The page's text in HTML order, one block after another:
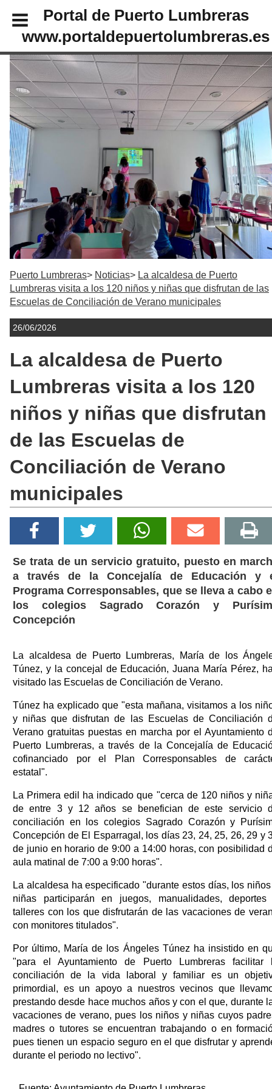
Portal de Puerto Lumbreras
www.portaldepuertolumbreras.es
Puerto Lumbreras Noticias
La alcaldesa de Puerto
Lumbreras visita a los 120 niños y niñas que disfrutan de las
Escuelas de Conciliación de Verano municipales
26/06/2026
La alcaldesa de Puerto
Lumbreras visita a los 120
niños y niñas que disfrutan
de las Escuelas de
Conciliación de Verano
municipales
Se trata de un servicio gratuito, puesto en
a través de la Concejalía de Educación y
Programa Corresponsables, que se lleva a cabo
los colegios Sagrado Corazón y
Concepción
La alcaldesa de Puerto Lumbreras, María de los
Túnez, y la concejal de Educación, Juana María Pérez,
visitado las Escuelas de Conciliación de Verano.
Túnez ha explicado que "esta mañana, visitamos a los
y niñas que disfrutan de las Escuelas de Conciliación
Verano gratuitas puestas en marcha por el Ayuntamiento
Puerto Lumbreras, a través de la Concejalía de
cofinanciado por el Plan Corresponsables de
estatal".
La Primera edil ha indicado que "cerca de 120 niños y
de entre 3 y 12 años se benefician de este servicio
conciliación en los colegios Sagrado Corazón y
Concepción de El Esparragal, los días 23, 24, 25, 26, 29 y
de junio en horario de 9:00 a 14:00 horas, con posibilidad
aula matinal de 7:00 a 9:00 horas".
La alcaldesa ha especificado "durante estos días, los
niñas participarán en juegos, manualidades, deportes
talleres con los que disfrutarán de las vacaciones de
con monitores titulados".
Por último, María de los Ángeles Túnez ha insistido en
"para el Ayuntamiento de Puerto Lumbreras facilitar
conciliación de la vida laboral y familiar es un
primordial, es un apoyo a nuestros vecinos que
prestando desde hace muchos años y con el que, durante
vacaciones de verano, pues los niños y niñas cuyos
madres o tutores se encuentran trabajando o en
pues tienen un espacio seguro en el que disfrutar y
durante el periodo no lectivo".